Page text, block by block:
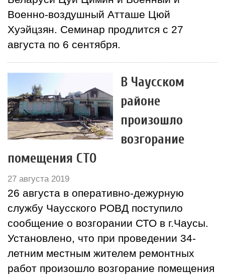
Военно-воздушный Атташе Цюй
Хуэйцзян. Семинар продлится с 27
августа по 6 сентября.
В Чаусском
районе
произошло
возгорание
помещения СТО
27 августа 2019
26 августа в оперативно-дежурную
службу Чаусского РОВД поступило
сообщение о возгорании СТО в г.Чаусы.
Установлено, что при проведении 34-
летним местным жителем ремонтных
работ произошло возгорание помещения